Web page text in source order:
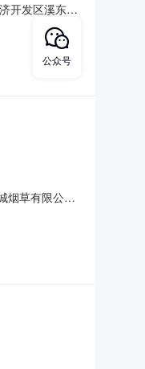
开发区溪东新
钥匙有无拖
确认书》拍
烟草有限公司
烟草有限公
公众号